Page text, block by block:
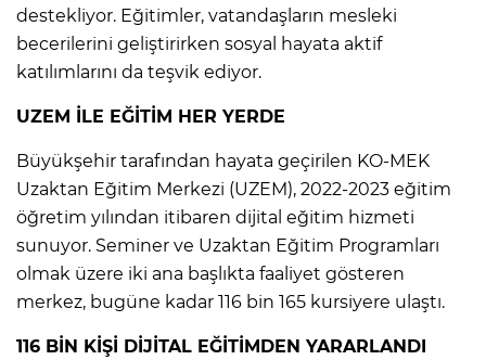
destekliyor. Eğitimler, vatandaşların mesleki
becerilerini geliştirirken sosyal hayata aktif
katılımlarını da teşvik ediyor.
UZEM İLE EĞİTİM HER YERDE
Büyükşehir tarafından hayata geçirilen KO-MEK
Uzaktan Eğitim Merkezi (UZEM), 2022-2023 eğitim
öğretim yılından itibaren dijital eğitim hizmeti
sunuyor. Seminer ve Uzaktan Eğitim Programları
olmak üzere iki ana başlıkta faaliyet gösteren
merkez, bugüne kadar 116 bin 165 kursiyere ulaştı.
116 BİN KİŞİ DİJİTAL EĞİTİMDEN YARARLANDI